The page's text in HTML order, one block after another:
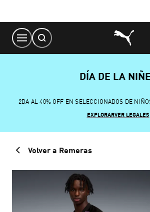
Content
DÍA DE LA
2DA AL 40% OFF EN SELECCIONADOS DE
EXPLORARVER LEGALES
Volver a Remeras